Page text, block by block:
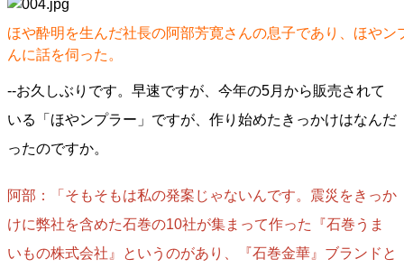
ほや酔明を生んだ社長の阿部芳寛さんの息子であり、ほやン
んに話を伺った。
--お久しぶりです。早速ですが、今年の5月から販売されて
いる「ほやンプラー」ですが、作り始めたきっかけはなんだ
ったのですか。
阿部：「そもそもは私の発案じゃないんです。震災をきっか
けに弊社を含めた石巻の10社が集まって作った『石巻うま
いもの株式会社 』というのがあり、『石巻金華』ブランドと